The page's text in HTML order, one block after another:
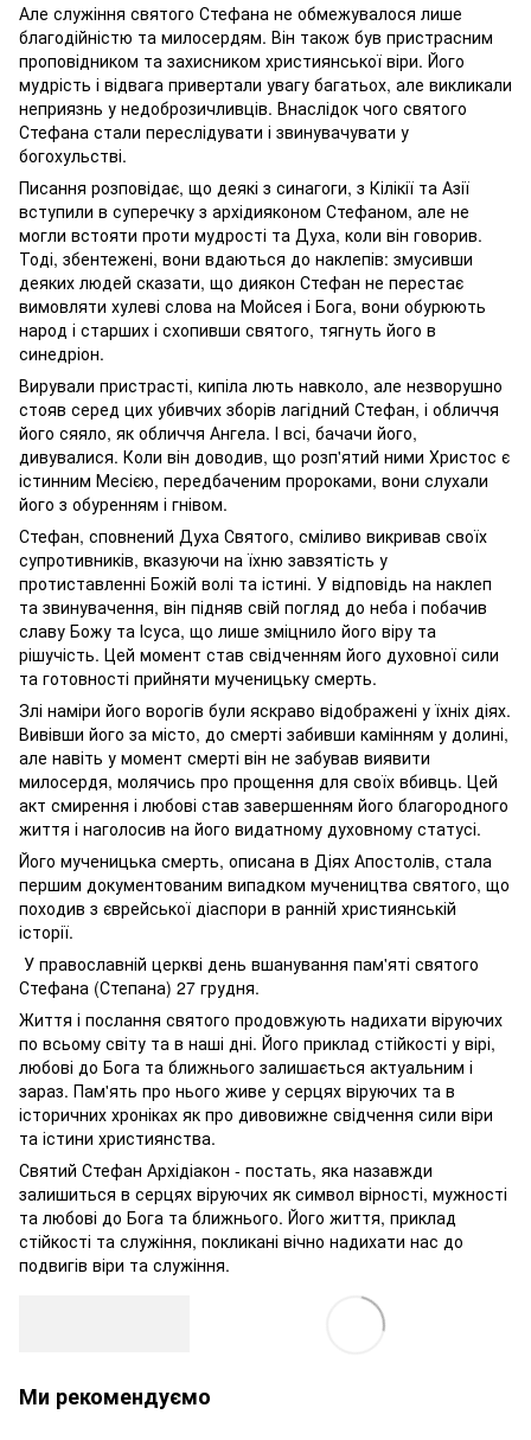
Але служіння святого Стефана не обмежувалося лише
благодійністю та милосердям. Він також був пристрасним
проповідником та захисником християнської віри. Його
мудрість і відвага привертали увагу багатьох, але викликали
неприязнь у недоброзичливців. Внаслідок чого святого
Стефана стали переслідувати і звинувачувати у
богохульстві.
Писання розповідає, що деякі з синагоги, з Кілікії та Азії
вступили в суперечку з архідияконом Стефаном, але не
могли встояти проти мудрості та Духа, коли він говорив.
Тоді, збентежені, вони вдаються до наклепів: змусивши
деяких людей сказати, що диякон Стефан не перестає
вимовляти хулеві слова на Мойсея і Бога, вони обурюють
народ і старших і схопивши святого, тягнуть його в
синедріон.
Вирували пристрасті, кипіла лють навколо, але незворушно
стояв серед цих убивчих зборів лагідний Стефан, і обличчя
його сяяло, як обличчя Ангела. І всі, бачачи його,
дивувалися. Коли він доводив, що розп'ятий ними Христос є
істинним Месією, передбаченим пророками, вони слухали
його з обуренням і гнівом.
Стефан, сповнений Духа Святого, сміливо викривав своїх
супротивників, вказуючи на їхню завзятість у
протиставленні Божій волі та істині. У відповідь на наклеп
та звинувачення, він підняв свій погляд до неба і побачив
славу Божу та Ісуса, що лише зміцнило його віру та
рішучість. Цей момент став свідченням його духовної сили
та готовності прийняти мученицьку смерть.
Злі наміри його ворогів були яскраво відображені у їхніх діях.
Вивівши його за місто, до смерті забивши камінням у долині,
але навіть у момент смерті він не забував виявити
милосердя, молячись про прощення для своїх вбивць. Цей
акт смирення і любові став завершенням його благородного
життя і наголосив на його видатному духовному статусі.
Його мученицька смерть, описана в Діях Апостолів, стала
першим документованим випадком мучеництва святого, що
походив з єврейської діаспори в ранній християнській
історії.
У православній церкві день вшанування пам'яті святого
Стефана (Степана) 27 грудня.
Життя і послання святого продовжують надихати віруючих
по всьому світу та в наші дні. Його приклад стійкості у вірі,
любові до Бога та ближнього залишається актуальним і
зараз. Пам'ять про нього живе у серцях віруючих та в
історичних хроніках як про дивовижне свідчення сили віри
та істини християнства.
Святий Стефан Архідіакон - постать, яка назавжди
залишиться в серцях віруючих як символ вірності, мужності
та любові до Бога та ближнього. Його життя, приклад
стійкості та служіння, покликані вічно надихати нас до
подвигів віри та служіння.
Ми рекомендуємо